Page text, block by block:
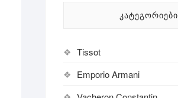
ᲙᲐᲢᲔᲒᲝᲠᲘᲔᲑᲘ
Tissot
Emporio Armani